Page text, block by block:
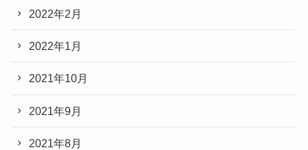
2022年2月
2022年1月
2021年10月
2021年9月
2021年8月